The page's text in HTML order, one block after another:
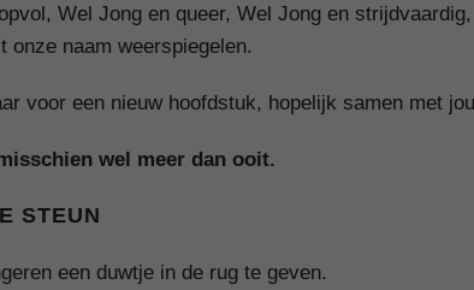
Wel Jong en queer, Wel Jong en
onze naam weerspiegelen.
voor een nieuw hoofdstuk, hopelijk samen met
wel meer dan ooit.
STEUN
een duwtje in de rug te geven.